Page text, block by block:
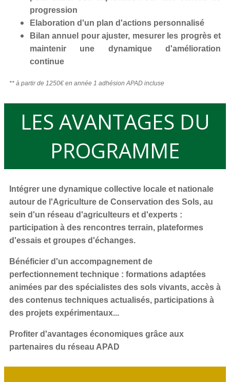
progression
Elaboration d'un plan d'actions personnalisé
Bilan annuel pour ajuster, mesurer les progrès et
maintenir une dynamique d'amélioration
continue
** à partir de 1250€ en année 1 adhésion APAD incluse
LES AVANTAGES DU
PROGRAMME
Intégrer une dynamique collective locale et nationale
autour de l'Agriculture de Conservation des Sols, au
sein d'un réseau d'agriculteurs et d'experts :
participation à des rencontres terrain, plateformes
d'essais et groupes d'échanges.
Bénéficier d'un accompagnement de
perfectionnement technique : formations adaptées
animées par des spécialistes des sols vivants, accès à
des contenus techniques actualisés, participations à
des projets expérimentaux...
Profiter d'avantages économiques grâce aux
partenaires du réseau APAD